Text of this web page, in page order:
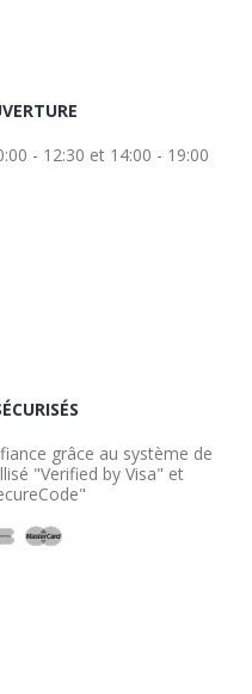
- 12:30 et 14:00 - 19:00
grâce au système de
"Verified by Visa" et